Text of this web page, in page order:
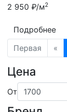
2 950 ₽/м2
Подробнее
Первая
«
Цена
От